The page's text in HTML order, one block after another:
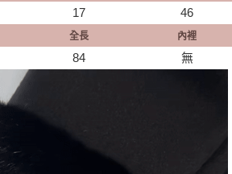
17 46
全長 內裡
84 無